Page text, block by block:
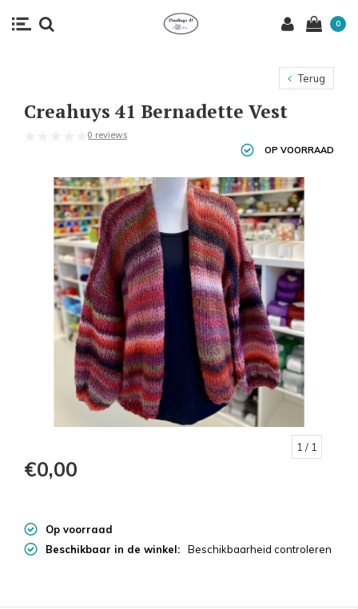
0
Terug
Creahuys 41 Bernadette Vest
0 reviews
OP VOORRAAD
1 / 1
€0,00
Op voorraad
Beschikbaar in de winkel:
Beschikbaarheid controleren